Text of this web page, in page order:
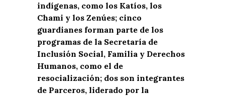
indígenas, como los Katíos, los
Chami y los Zenúes; cinco
guardianes forman parte de los
programas de la Secretaría de
Inclusión Social, Familia y Derechos
Humanos, como el de
resocialización; dos son integrantes
de Parceros, liderado por la